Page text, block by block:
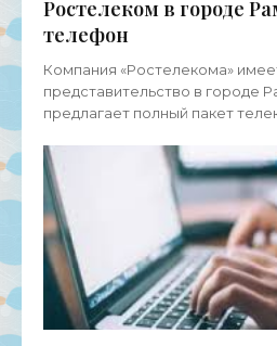
Ростелеком в городе
телефон
Компания «Ростелекома»
представительство в городе
предлагает полный пакет
и малого бизнеса, а также